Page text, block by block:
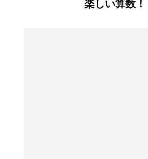
楽しい算数！